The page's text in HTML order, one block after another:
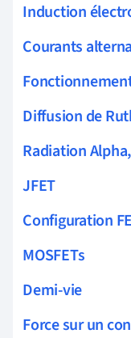
Induction
Courants
Diffusion de
Radiation
JFET
Configuration
MOSFETs
Demi-vie
Force sur un